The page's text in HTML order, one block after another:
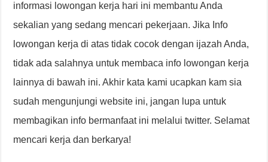
informasi lowongan kerja hari ini membantu Anda
sekalian yang sedang mencari pekerjaan. Jika Info
lowongan kerja di atas tidak cocok dengan ijazah Anda,
tidak ada salahnya untuk membaca info lowongan kerja
lainnya di bawah ini. Akhir kata kami ucapkan kam sia
sudah mengunjungi website ini, jangan lupa untuk
membagikan info bermanfaat ini melalui twitter. Selamat
mencari kerja dan berkarya!